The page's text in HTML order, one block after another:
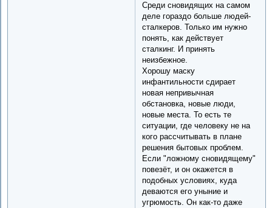
Среди сновидящих на самом
деле гораздо больше людей-
сталкеров. Только им нужно
понять, как действует
сталкинг. И принять
неизбежное.
Хорошу маску
инфантильности сдирает
новая непривычная
обстановка, новые люди,
новые места. То есть те
ситуации, где человеку не на
кого рассчитывать в плане
решения бытовых проблем.
Если "ложному сновидящему"
повезёт, и он окажется в
подобных условиях, куда
деваются его уныние и
угрюмость. Он как-то даже